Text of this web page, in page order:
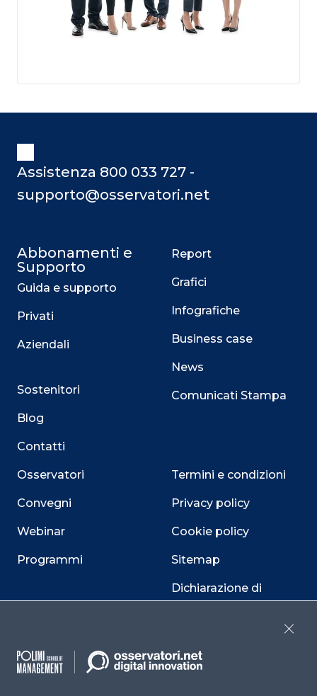
Assistenza 800 033 727 -
supporto@osservatori.net
Abbonamenti e
Supporto
Guida e supporto
Privati
Aziendali
Sostenitori
Blog
Contatti
Osservatori
Convegni
Webinar
Programmi
Report
Grafici
Infografiche
Business case
News
Comunicati Stampa
Termini e condizioni
Privacy policy
Cookie policy
Sitemap
Dichiarazione di
accessibilità